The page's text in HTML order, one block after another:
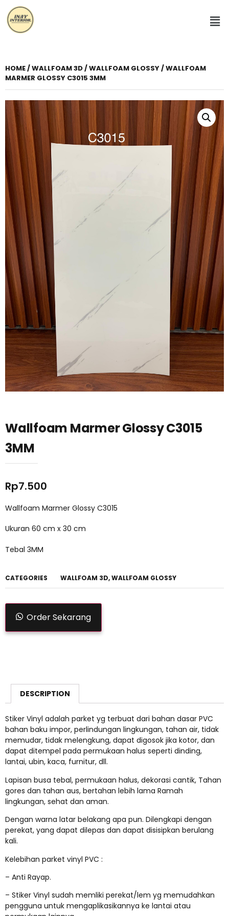
HOME/WALLFOAM 3D/WALLFOAM GLOSSY/ WALLFOAM
MARMER GLOSSY C3015 3MM
Wallfoam Marmer Glossy C3015
3MM
Rp7.500
Wallfoam Marmer Glossy C3015
Ukuran 60 cm x 30 cm
Tebal 3MM
CATEGORIES WALLFOAM 3D,WALLFOAM GLOSSY
Order Sekarang
DESCRIPTION
Stiker Vinyl adalah parket yg terbuat dari bahan dasar PVC
bahan baku impor, perlindungan lingkungan, tahan air, tidak
memudar, tidak melengkung, dapat digosok jika kotor, dan
dapat ditempel pada permukaan halus seperti dinding,
lantai, ubin, kaca, furnitur, dll.
Lapisan busa tebal, permukaan halus, dekorasi cantik, Tahan
gores dan tahan aus, bertahan lebih lama Ramah
lingkungan, sehat dan aman.
Dengan warna latar belakang apa pun. Dilengkapi dengan
perekat, yang dapat dilepas dan dapat disisipkan berulang
kali.
Kelebihan parket vinyl PVC :
– Anti Rayap.
– Stiker Vinyl sudah memliki perekat/lem yg memudahkan
pengguna untuk mengaplikasikannya ke lantai atau